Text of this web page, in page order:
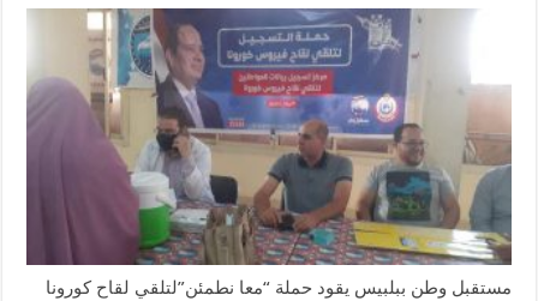
مستقبل وطن ببلبيس يقود حملة “معا نطمئن”لتلقي لقاح كورونا